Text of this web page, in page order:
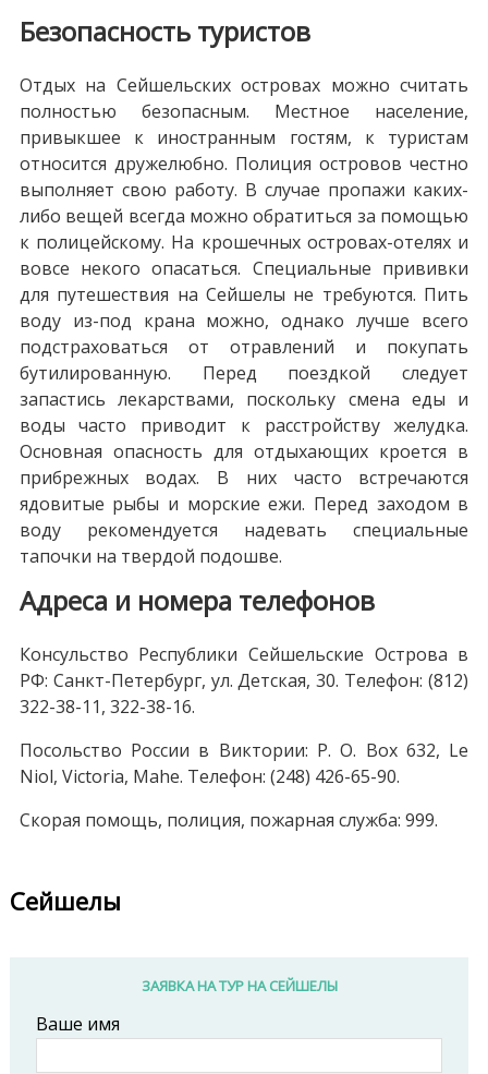
Безопасность туристов
Отдых на Сейшельских островах можно считать
полностью безопасным. Местное население,
привыкшее к иностранным гостям, к туристам
относится дружелюбно. Полиция островов честно
выполняет свою работу. В случае пропажи каких-
либо вещей всегда можно обратиться за помощью
к полицейскому. На крошечных островах-отелях и
вовсе некого опасаться. Специальные прививки
для путешествия на Сейшелы не требуются. Пить
воду из-под крана можно, однако лучше всего
подстраховаться от отравлений и покупать
бутилированную. Перед поездкой следует
запастись лекарствами, поскольку смена еды и
воды часто приводит к расстройству желудка.
Основная опасность для отдыхающих кроется в
прибрежных водах. В них часто встречаются
ядовитые рыбы и морские ежи. Перед заходом в
воду рекомендуется надевать специальные
тапочки на твердой подошве.
Адреса и номера телефонов
Консульство Республики Сейшельские Острова в
РФ: Санкт-Петербург, ул. Детская, 30. Телефон: (812)
322-38-11, 322-38-16.
Посольство России в Виктории: P. O. Box 632, Le
Niol, Victoria, Mahe. Телефон: (248) 426-65-90.
Скорая помощь, полиция, пожарная служба: 999.
Сейшелы
ЗАЯВКА НА ТУР НА СЕЙШЕЛЫ
Ваше имя